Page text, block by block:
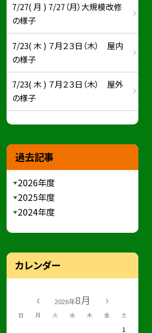
7/27( 月 ) 7/27（月）大規模改修
の様子
7/23( 木 ) ７月２３日（木） 屋内
の様子
7/23( 木 ) ７月２３日（木） 屋外
の様子
過去記事
2026年度
2025年度
2024年度
カレンダー
2026年8月
日 月 火 水 木 金 土
1